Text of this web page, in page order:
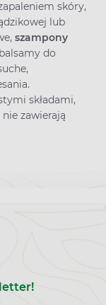
skóry,
lub
szampony
do
składami,
zawierają